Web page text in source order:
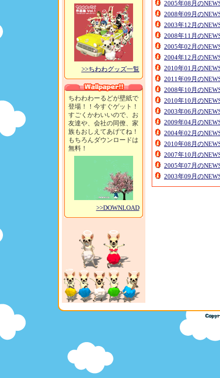
>>ちわわグッズ一覧
ちわわわーるどが壁紙で
登場！！今すぐゲット！
すごくかわいいので、お
友達や、会社の同僚、家
族もおしえてあげてね！
もちろんダウンロードは
無料！
>>DOWNLOAD
2005年08月の
2008年09月の
2003年12月の
2008年11月の
2005年02月の
2004年12月の
2010年01月の
2011年09月の
2008年10月の
2010年10月の
2003年06月の
2009年04月の
2004年02月の
2010年08月の
2007年10月の
2005年07月の
2003年09月の